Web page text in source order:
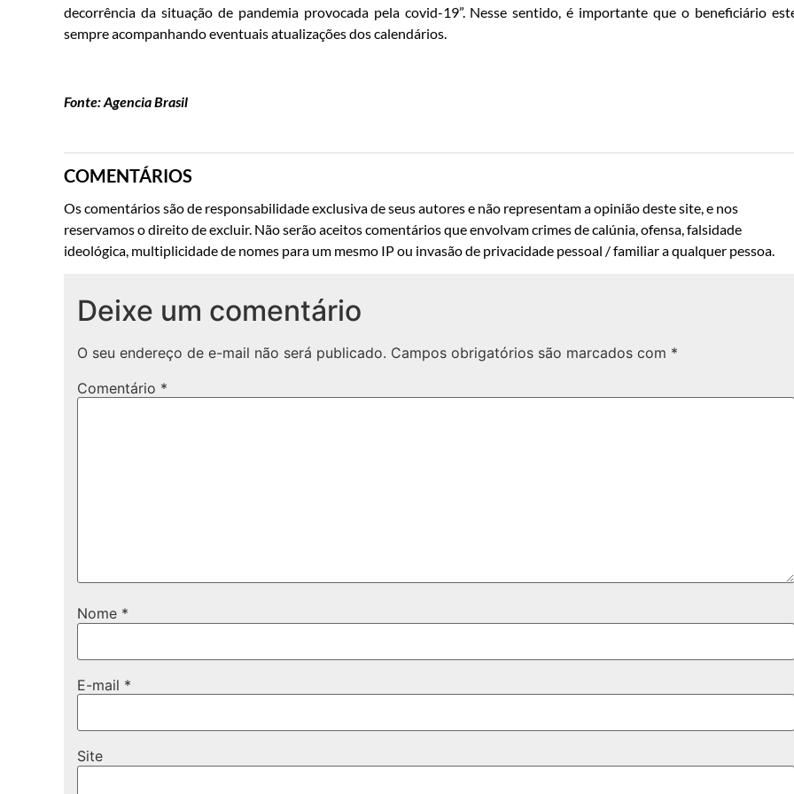
decorrência da situação de pandemia provocada pela covid-19”. Nesse sentido, é importante que o beneficiário
sempre acompanhando eventuais atualizações dos calendários.
Fonte: Agencia Brasil
COMENTÁRIOS
Os comentários são de responsabilidade exclusiva de seus autores e não representam a opinião deste site, e nos
reservamos o direito de excluir. Não serão aceitos comentários que envolvam crimes de calúnia, ofensa, falsidade
ideológica, multiplicidade de nomes para um mesmo IP ou invasão de privacidade pessoal / familiar a qualquer pessoa.
Deixe um comentário
O seu endereço de e-mail não será publicado. Campos obrigatórios são marcados com *
Comentário *
Nome *
E-mail *
Site